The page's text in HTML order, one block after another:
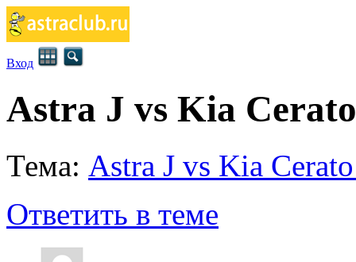
Вход
Astra J vs Kia
Тема: Astra J vs Kia
Ответить в теме